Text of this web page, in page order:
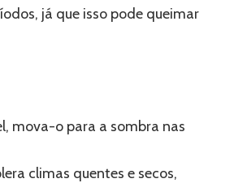
já que isso pode queimar
mova-o para a sombra nas
climas quentes e secos,